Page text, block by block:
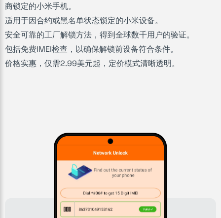
商锁定的小米手机。
适用于因合约或黑名单状态锁定的小米设备。
安全可靠的工厂解锁方法，得到全球数千用户的验证。
包括免费IMEI检查，以确保解锁前设备符合条件。
价格实惠，仅需2.99美元起，定价模式清晰透明。